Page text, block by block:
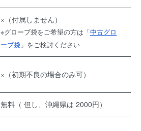
×（付属しません）
※グローブ袋をご希望の方は「中古グロ
ーブ袋 」をご検討ください
×（初期不良の場合のみ可）
無料（ 但し、沖縄県は 2000円）